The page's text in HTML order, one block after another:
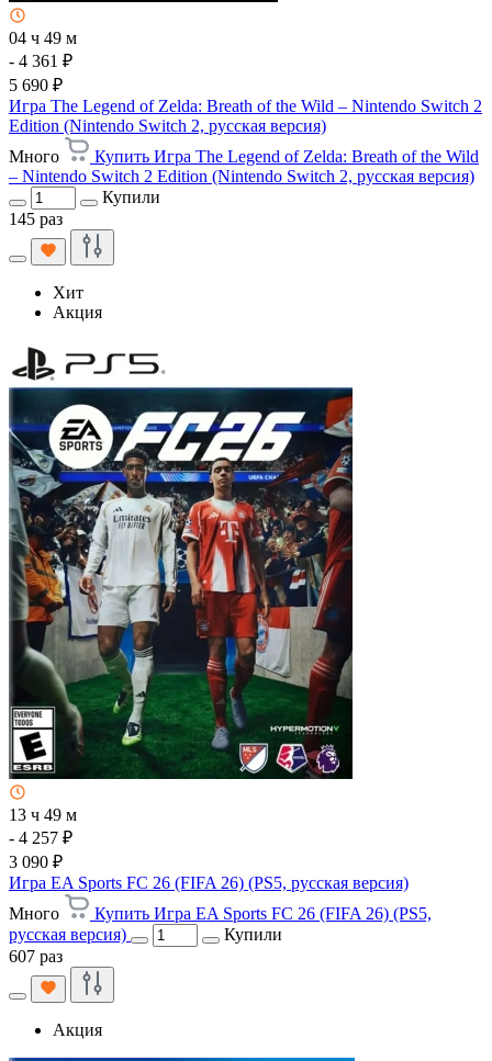
04 ч 49 м
- 4 361 ₽
5 690 ₽
Игра The Legend of Zelda: Breath of the Wild – Nintendo Switch 2
Edition (Nintendo Switch 2, русская версия)
Много
Купить Игра The Legend of Zelda: Breath of the Wild
– Nintendo Switch 2 Edition (Nintendo Switch 2, русская версия)
Купили
145 раз
Хит
Акция
13 ч 49 м
- 4 257 ₽
3 090 ₽
Игра EA Sports FC 26 (FIFA 26) (PS5, русская версия)
Много
Купить Игра EA Sports FC 26 (FIFA 26) (PS5,
русская версия)
Купили
607 раз
Акция